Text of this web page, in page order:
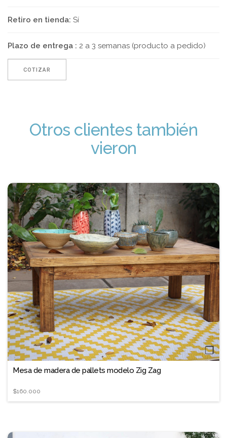
Retiro en tienda: Sí
Plazo de entrega : 2 a 3 semanas (producto a pedido)
COTIZAR
Otros clientes también
vieron
❐
Mesa de madera de pallets modelo Zig Zag
$160.000